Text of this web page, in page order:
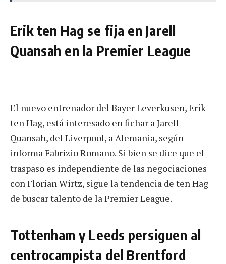
Erik ten Hag se fija en Jarell
Quansah en la Premier League
El nuevo entrenador del Bayer Leverkusen, Erik
ten Hag, está interesado en fichar a Jarell
Quansah, del Liverpool, a Alemania, según
informa Fabrizio Romano. Si bien se dice que el
traspaso es independiente de las negociaciones
con Florian Wirtz, sigue la tendencia de ten Hag
de buscar talento de la Premier League.
Tottenham y Leeds persiguen al
centrocampista del Brentford